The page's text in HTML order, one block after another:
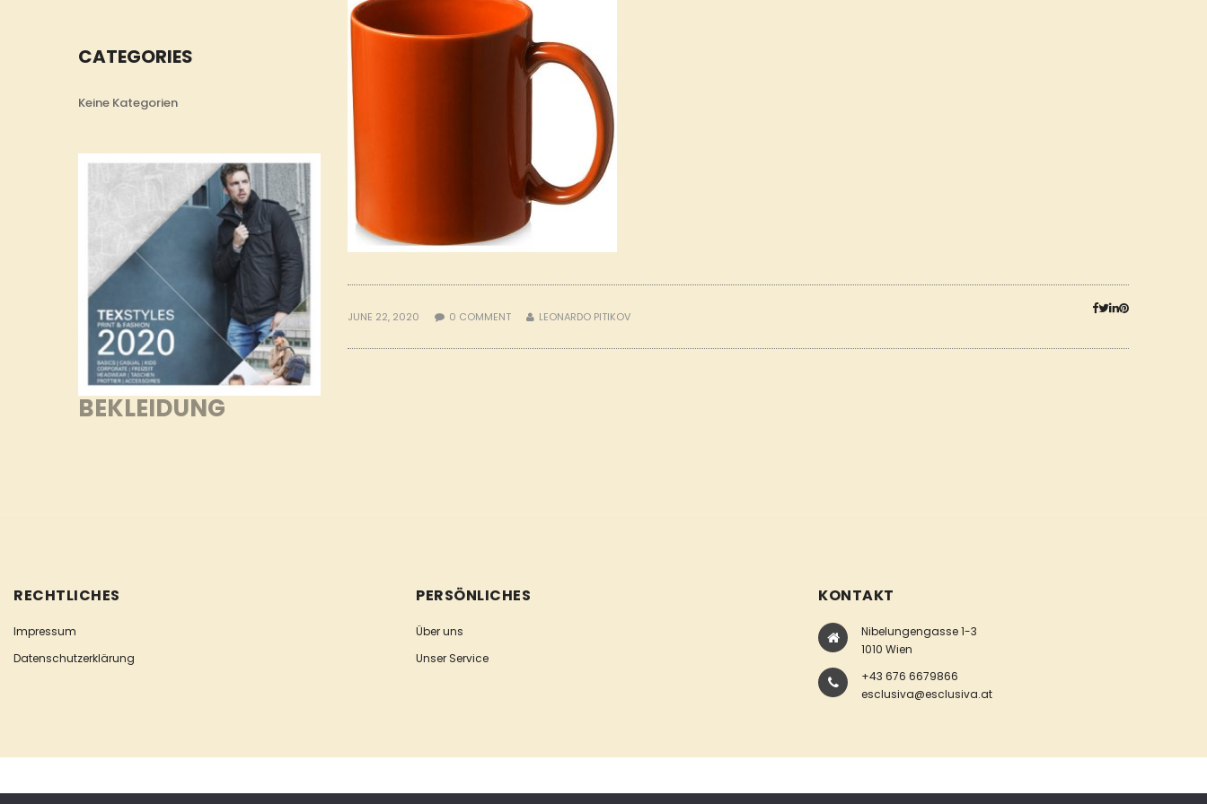
CATEGORIES
Keine Kategorien
BEKLEIDUNG
JUNE 22, 2020 0 COMMENT LEONARDO PITIKOV
RECHTLICHES
Impressum
Datenschutzerklärung
PERSÖNLICHES
Über uns
Unser Service
KONTAKT
Nibelungengasse 1-3
1010 Wien
+43 676 6679866
esclusiva@esclusiva.at